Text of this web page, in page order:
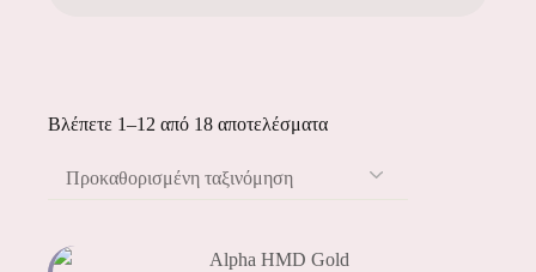
Βλέπετε 1–12 από 18 αποτελέσματα
Προκαθορισμένη ταξινόμηση